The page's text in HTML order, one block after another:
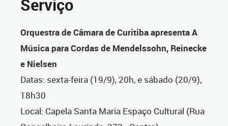
Serviço
Orquestra de Câmara de Curitiba apresenta A
Música para Cordas de Mendelssohn, Reinecke
e Nielsen
Datas: sexta-feira (19/9), 20h, e sábado (20/9),
18h30
Local: Capela Santa Maria Espaço Cultural (Rua